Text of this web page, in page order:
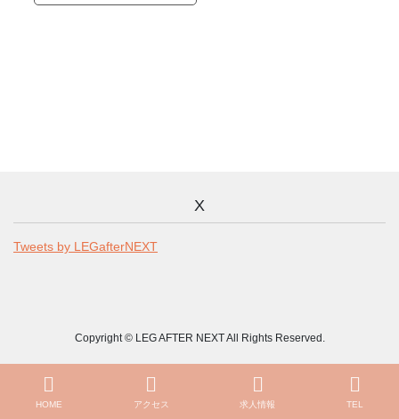
X
Tweets by LEGafterNEXT
Copyright © LEG AFTER NEXT All Rights Reserved.
HOME アクセス 求人情報 TEL